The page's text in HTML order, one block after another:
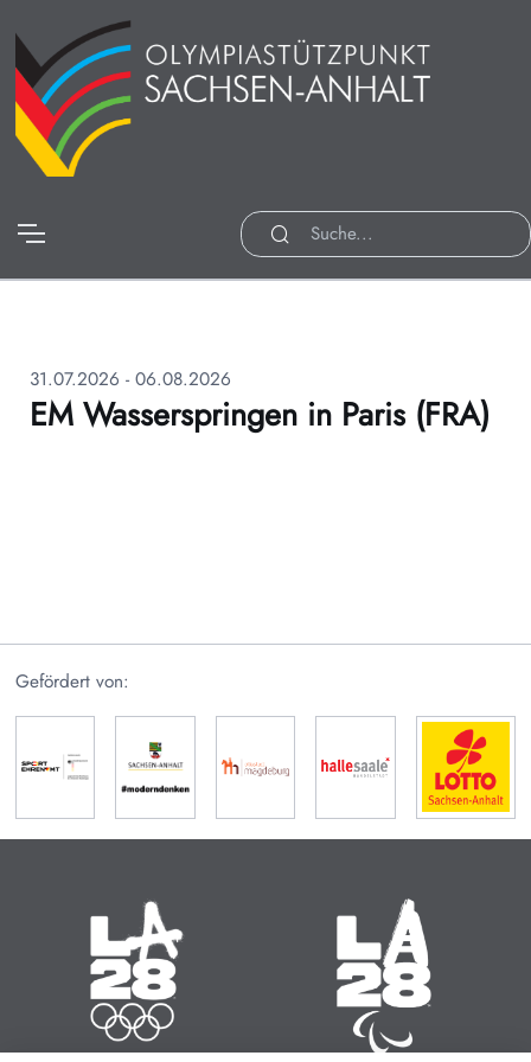
31.07.2026 - 06.08.2026
EM Wasserspringen in Paris (FRA)
Gefördert von:
Olympische Sommerspiele
14.07. - 30.07.2028
Zeit bis zum Start:
TAGE
14
STUNDEN
:
MINUTEN
Paralympische Sommerspiele
15.08. - 27.08.2028
Zeit bis zum Start:
TAGE
14
STUNDEN
:
MINUTEN